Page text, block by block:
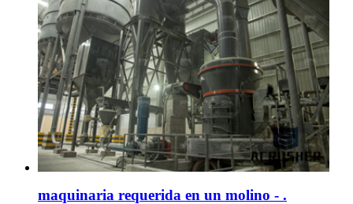
maquinaria requerida en un molino - .